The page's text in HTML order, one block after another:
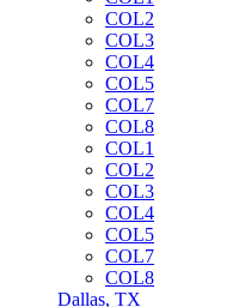
COL2
COL3
COL4
COL5
COL7
COL8
COL1
COL2
COL3
COL4
COL5
COL7
COL8
Dallas, TX